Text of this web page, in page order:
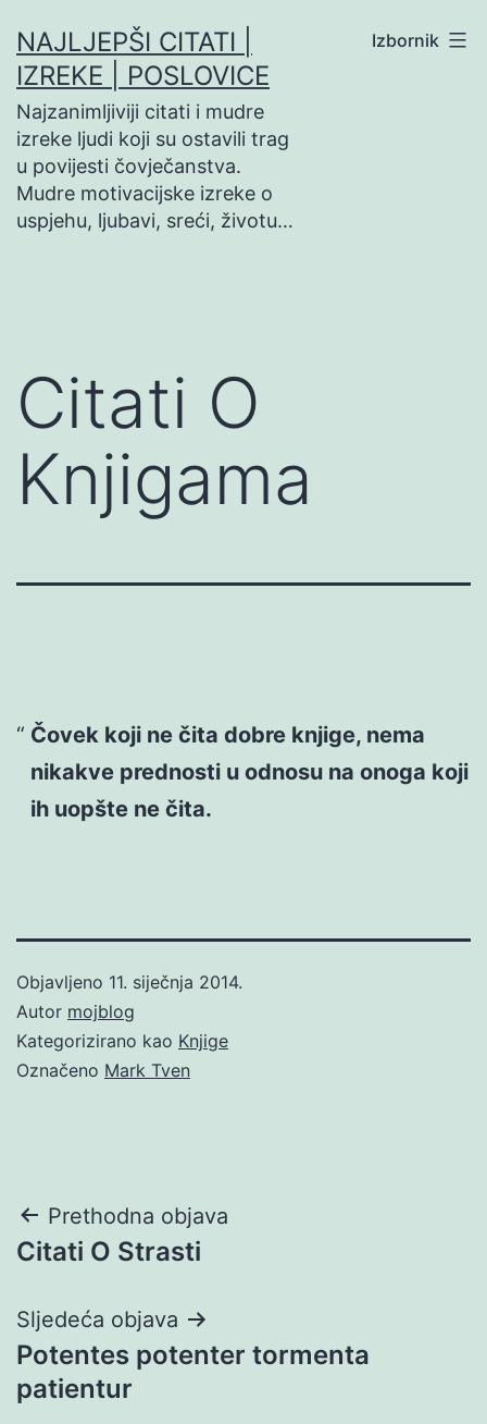
na
sadržaj
NAJLJEPŠI CITATI |
IZREKE | POSLOVICE
Najzanimljiviji citati i mudre
izreke ljudi koji su ostavili trag
u povijesti čovječanstva.
Mudre motivacijske izreke o
uspjehu, ljubavi, sreći, životu…
Izbornik
Citati O
Knjigama
Čovek koji ne čita dobre knjige, nema
nikakve prednosti u odnosu na onoga koji
ih uopšte ne čita.
Objavljeno 11. siječnja 2014.
Autor mojblog
Kategorizirano kao Knjige
Označeno Mark Tven
Navigacija
objava
Prethodna objava
Citati O Strasti
Sljedeća objava
Potentes potenter tormenta
patientur